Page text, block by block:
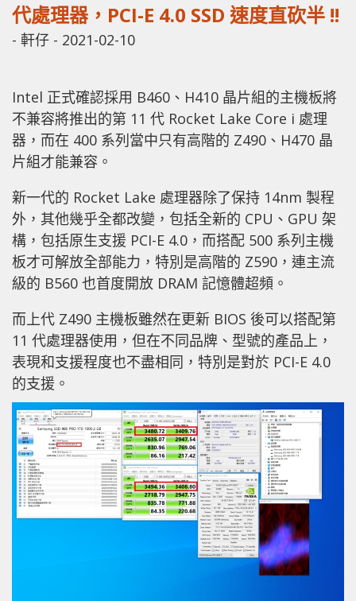
代處理器，PCI-E 4.0 SSD 速度直砍半 !!
- 軒仔 - 2021-02-10
Intel 正式確認採用 B460、H410 晶片組的主機板將
不兼容將推出的第 11 代 Rocket Lake Core i 處理
器，而在 400 系列當中只有高階的 Z490、H470 晶
片組才能兼容。
新一代的 Rocket Lake 處理器除了保持 14nm 製程
外，其他幾乎全都改變，包括全新的 CPU、GPU 架
構，包括原生支援 PCI-E 4.0，而搭配 500 系列主機
板才可解放全部能力，特別是高階的 Z590，連主流
級的 B560 也首度開放 DRAM 記憶體超頻。
而上代 Z490 主機板雖然在更新 BIOS 後可以搭配第
11 代處理器使用，但在不同品牌、型號的產品上，
表現和支援程度也不盡相同，特別是對於 PCI-E 4.0
的支援。